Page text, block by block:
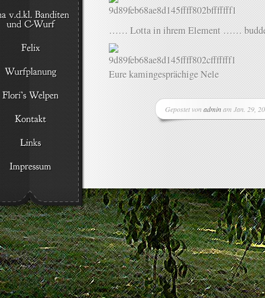
…… Lotta in ihrem Element ……
Eure kamingesprächige Nele
Gepostet von adminam Jan. 29,